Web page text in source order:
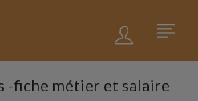
-fiche métier et salaire